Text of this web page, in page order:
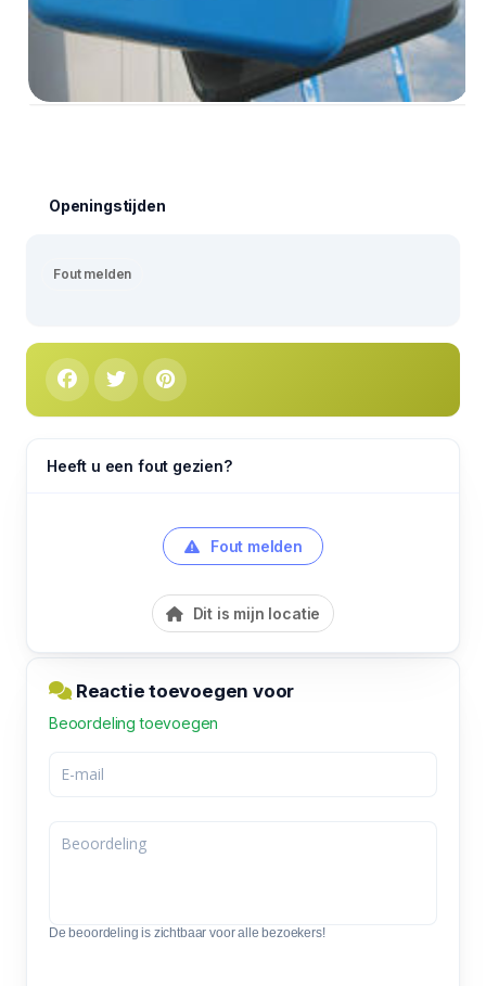
Openingstijden
Fout melden
Heeft u een fout gezien?
Fout melden
Dit is mijn locatie
Reactie toevoegen voor
Beoordeling toevoegen
De beoordeling is zichtbaar voor alle bezoekers!